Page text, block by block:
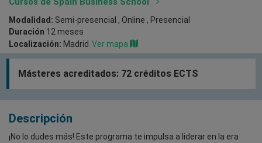
Modalidad: Semi-presencial , Online , Presencial
Duración 12 meses
Localización: Madrid Ver mapa
Másteres acreditados: 72 créditos ECTS
Descripción
¡No lo dudes más! Este programa te impulsa a liderar en la era